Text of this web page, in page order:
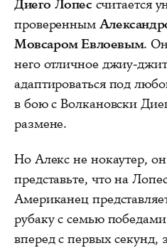
Диего Лопес считается
проверенным
Мовсаром Евлоевым.
него отличное джиу-
адаптироваться под
в бою с Волкановски
размене.
Но Алекс не нокаутер,
представьте, что на
Американец
рубаку с семью
вперед с первых секунд,